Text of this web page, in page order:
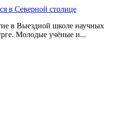
в Северной столице
в Выездной школе научных
Молодые учёные и...